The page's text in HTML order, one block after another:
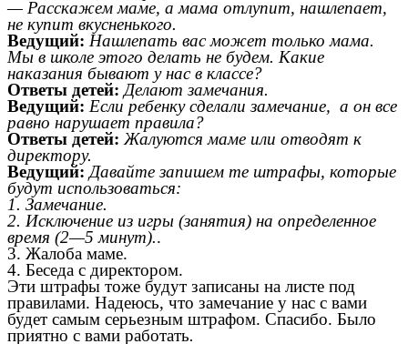
— Расскажем маме, а мама отлупит, нашлепает,
не купит вкусненького.
Ведущий: Нашлепать вас может только мама.
Мы в школе этого делать не будем. Какие
наказания бывают у нас в классе?
Ответы детей: Делают замечания.
Ведущий: Если ребенку сделали замечание, а он все
равно нарушает правила?
Ответы детей: Жалуются маме или отводят к
директору.
Ведущий: Давайте запишем те штрафы, которые
будут использоваться:
1. Замечание.
2. Исключение из игры (занятия) на определенное
время (2—5 минут)..
3. Жалоба маме.
4. Беседа с директором.
Эти штрафы тоже будут записаны на листе под
правилами. Надеюсь, что замечание у нас с вами
будет самым серьезным штрафом. Спасибо. Было
приятно с вами работать.